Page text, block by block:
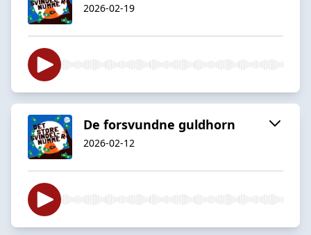
2026-02-19
De forsvundne guldhorn
2026-02-12